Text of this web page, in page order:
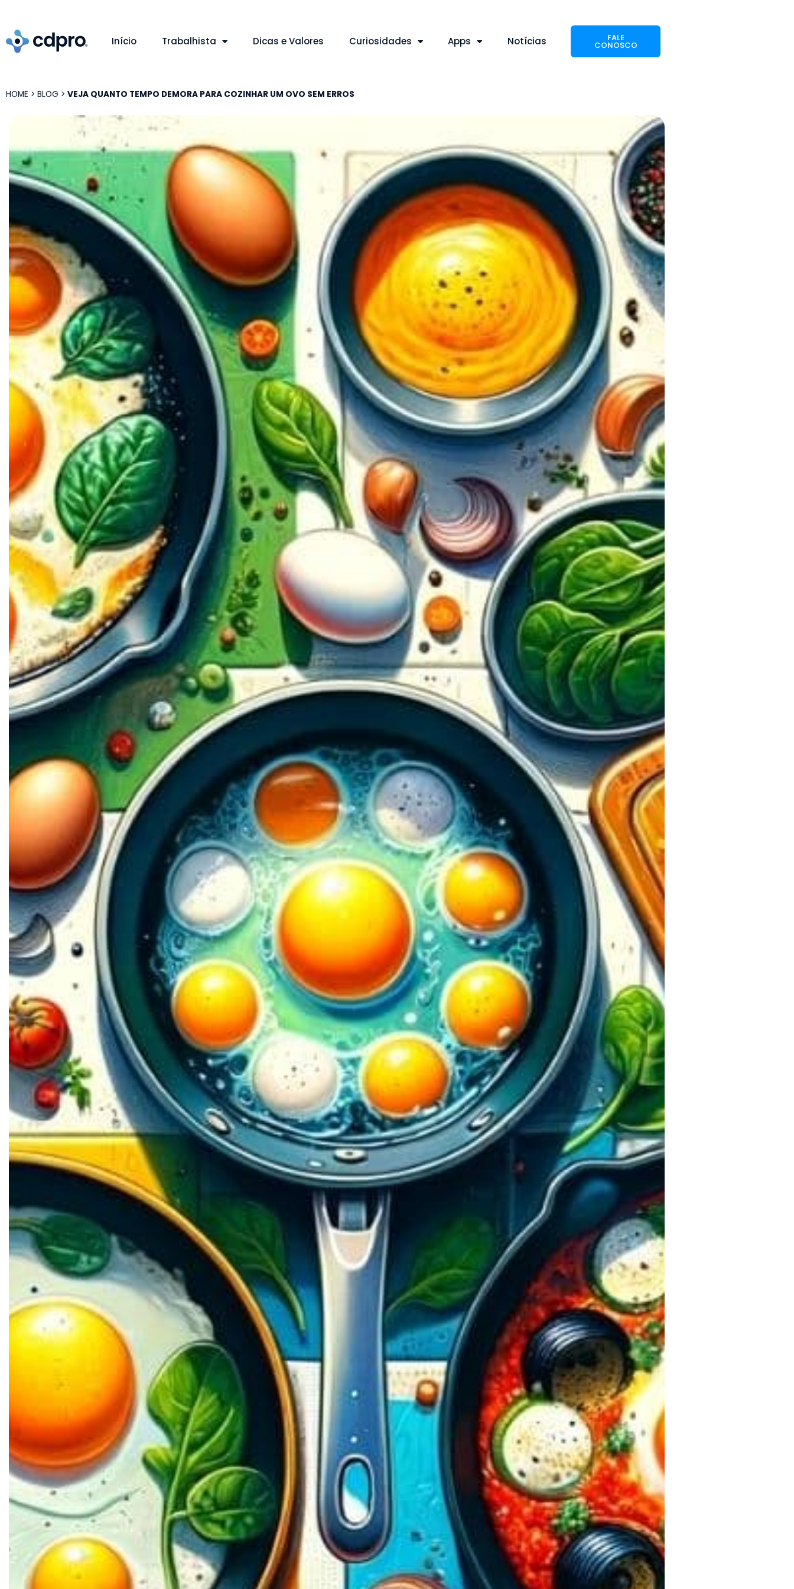
Início Trabalhista Dicas e Valores Curiosidades Apps Notícias FALE
CONOSCO
HOME > BLOG > VEJA QUANTO TEMPO DEMORA PARA COZINHAR UM OVO SEM ERROS